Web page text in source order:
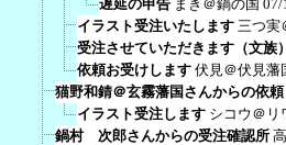
遅延の申告 まき＠鍋の国 07/
イラスト受注いたします 三つ実
受注させていただきます（文族）
依頼お受けします 伏見＠伏見藩
猫野和錆＠玄霧藩国さんからの依頼
イラスト受注します シコウ＠リ
鍋村 次郎さんからの受注確認所